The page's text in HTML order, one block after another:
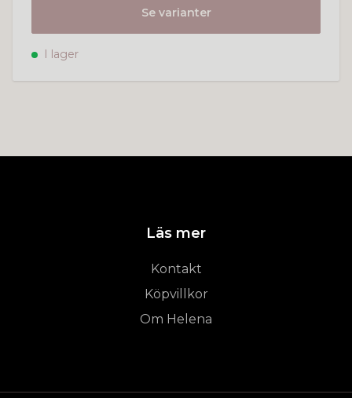
Se varianter
I lager
Läs mer
Kontakt
Köpvillkor
Om Helena